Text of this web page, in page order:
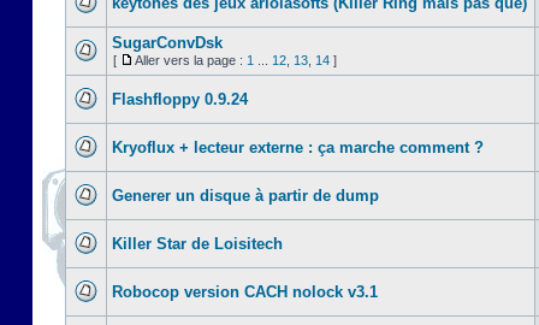
SugarConvDsk
[ Aller vers la page : 1 12 13 14 ]
Flashfloppy 0.9.24
Kryoflux + lecteur externe : ça marche comment ?
Generer un disque à partir de dump
Killer Star de Loisitech
Robocop version CACH nolock v3.1